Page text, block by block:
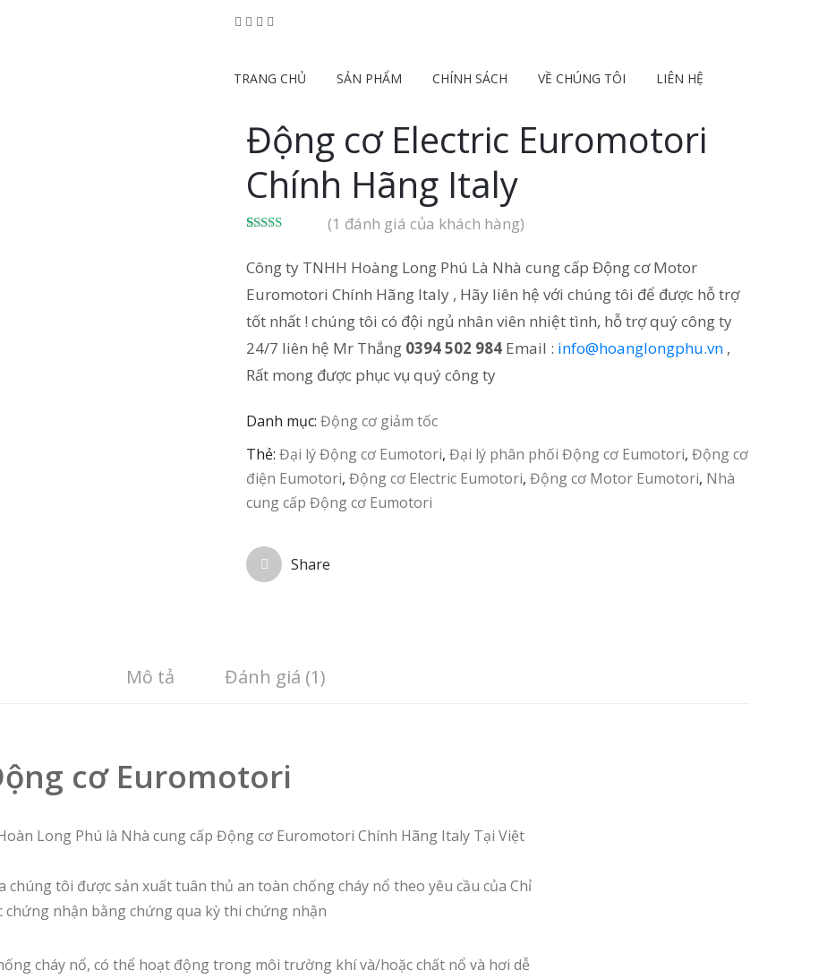
TRANG CHỦ SẢN PHẨM CHÍNH SÁCH VỀ CHÚNG TÔI LIÊN HỆ
Động cơ Electric Euromotori
Chính Hãng Italy
đánh giá
(1 đánh giá của khách hàng)
Công ty TNHH Hoàng Long Phú Là Nhà cung cấp Động cơ Motor
Euromotori Chính Hãng Italy , Hãy liên hệ với chúng tôi để được hỗ trợ
tốt nhất ! chúng tôi có đội ngủ nhân viên nhiệt tình, hỗ trợ quý công ty
24/7 liên hệ Mr Thắng 0394 502 984 Email : info@hoanglongphu.vn ,
Rất mong được phục vụ quý công ty
Danh mục:Động cơ giảm tốc
Thẻ:Đại lý Động cơ Eumotori,Đại lý phân phối Động cơ Eumotori,Động cơ
điện Eumotori,Động cơ Electric Eumotori,Động cơ Motor Eumotori, Nhà
cung cấp Động cơ Eumotori
Share
Mô tả Đánh giá (1)
cơ Euromotori
Long Phú là Nhà cung cấp Động cơ Euromotori Chính Hãng Italy Tại Việt
chúng tôi được sản xuất tuân thủ an toàn chống cháy nổ theo yêu cầu của Chỉ
chứng nhận bằng chứng qua kỳ thi chứng nhận
cháy nổ, có thể hoạt động trong môi trường khí và/hoặc chất nổ và hơi dễ